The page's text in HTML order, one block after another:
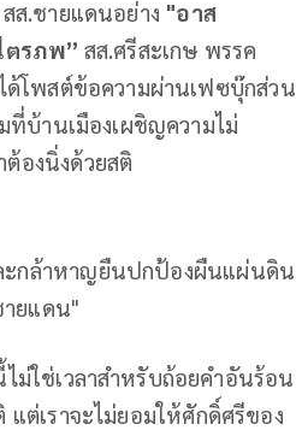
ส.ชายแดนอย่าง "อาส
ตรภพ” สส.ศรีสะเกษ พรรค
ด้โพสต์ข้อความผ่านเฟซบุ๊กส่วน
ที่บ้านเมืองเผชิญความไม่
องนิ่งด้วยสติ
ะกล้าหาญยืนปกป้องผืนแผ่นดิน
ยแดน"
ม่ใช่เวลาสำหรับถ้อยคำอันร้อน
แต่เราจะไม่ยอมให้ศักดิ์ศรีของ